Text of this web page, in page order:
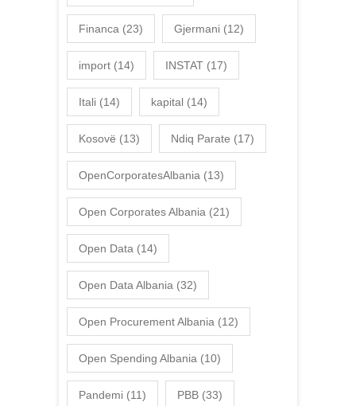
Financa (23) Gjermani (12)
import (14) INSTAT (17)
Itali (14) kapital (14)
Kosovë (13) Ndiq Parate (17)
OpenCorporatesAlbania (13)
Open Corporates Albania (21)
Open Data (14)
Open Data Albania (32)
Open Procurement Albania (12)
Open Spending Albania (10)
Pandemi (11) PBB (33)